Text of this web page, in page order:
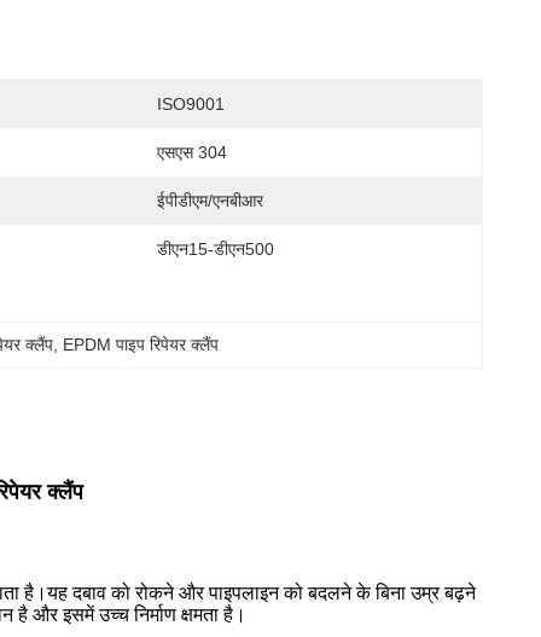
ISO9001
एसएस 304
ईपीडीएम/एनबीआर
डीएन15-डीएन500
क्लैंप EPDM पाइप रिपेयर क्लैंप
क्लैंप
है।यह दबाव को रोकने और पाइपलाइन को बदलने के बिना उम्र बढ़ने
और इसमें उच्च निर्माण क्षमता है।